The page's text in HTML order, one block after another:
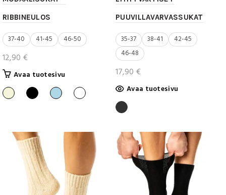
RIBBINEULOS
37-40 41-45 46-50
12,90 €
Avaa tuotesivu
tuotteella
Voit
tuotteen
sivulla.
PUUVILLAVARVASSUKAT
35-37 38-41
42-45
46-48
17,90 €
Avaa tuotesivu
muunnelma.
Voit
tehdä
valinnat
tuotteen
sivulla.